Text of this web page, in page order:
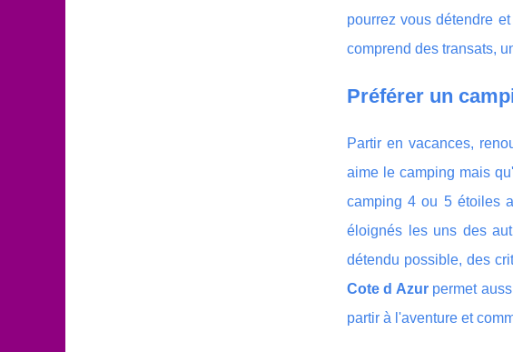
pourrez vous détendre
comprend des transats,
Préférer un
Partir en vacances,
aime le camping mais
camping 4 ou 5 étoiles
éloignés les uns des
détendu possible, des
Cote d Azurpermet
partir à l'aventure et